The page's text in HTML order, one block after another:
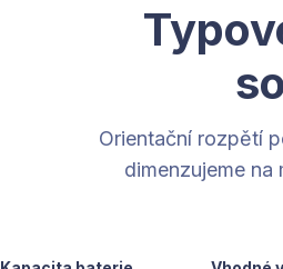
Orientační rozpětí
dimenzujeme